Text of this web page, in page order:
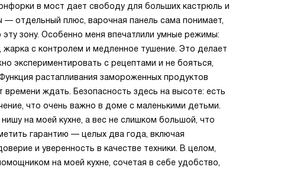
в мост дает свободу для больших кастрюль и
отдельный плюс, варочная панель сама понимает,
зону. Особенно меня впечатлили умные режимы:
жарка с контролем и медленное тушение. Это делает
экспериментировать с рецептами и не бояться,
растапливания замороженных продуктов
времени ждать. Безопасность здесь на высоте: есть
что очень важно в доме с маленькими детьми.
на моей кухне, а вес не слишком большой, что
гарантию — целых два года, включая
и уверенность в качестве техники. В целом,
на моей кухне, сочетая в себе удобство,